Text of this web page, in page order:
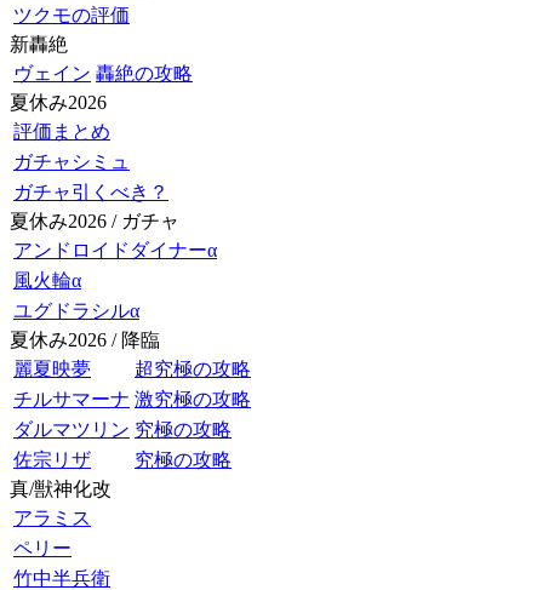
ツクモの評価
新轟絶
ヴェイン 轟絶の攻略
夏休み2026
評価まとめ
ガチャシミュ
ガチャ引くべき？
夏休み2026 / ガチャ
アンドロイドダイナーα
風火輪α
ユグドラシルα
夏休み2026 / 降臨
麗夏映夢
超究極の攻略
チルサマーナ 激究極の攻略
ダルマツリン 究極の攻略
佐宗リザ
究極の攻略
真/獣神化改
アラミス
ペリー
竹中半兵衛